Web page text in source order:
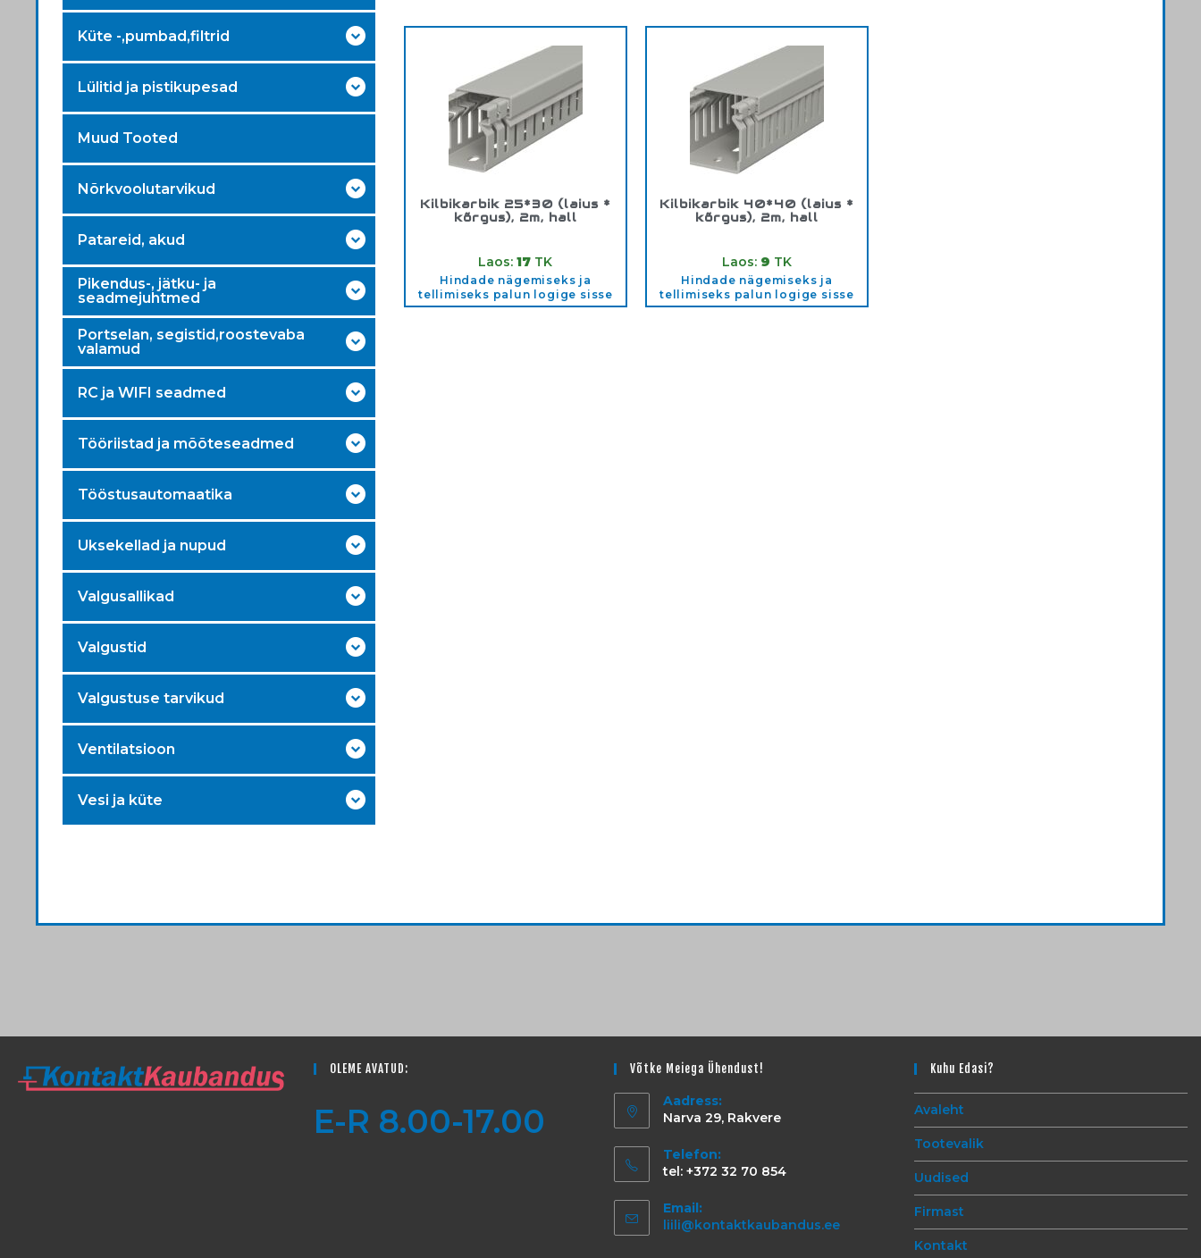
Küte -,pumbad,filtrid
Lülitid ja pistikupesad
Muud Tooted
Nõrkvoolutarvikud
Patareid, akud
Pikendus-, jätku- ja
seadmejuhtmed
Portselan, segistid,roostevaba
valamud
RC ja WIFI seadmed
Tööriistad ja mõõteseadmed
Tööstusautomaatika
Uksekellad ja nupud
Valgusallikad
Valgustid
Valgustuse tarvikud
Ventilatsioon
Vesi ja küte
Kilbikarbik 25*30 (laius *
kõrgus), 2m, hall
Laos:17 TK
Hindade nägemiseks ja
tellimiseks palun logige sisse
Kilbikarbik 40*40 (laius *
kõrgus), 2m, hall
Laos: 9 TK
Hindade nägemiseks ja
tellimiseks palun logige sisse
OLEME AVATUD:
E-R 8.00-17.00
Võtke Meiega Ühendust!
Aadress:
Narva 29, Rakvere
Telefon:
tel: +372 32 70 854
Email:
liili@kontaktkaubandus.ee
Kuhu Edasi?
Avaleht
Tootevalik
Uudised
Firmast
Kontakt